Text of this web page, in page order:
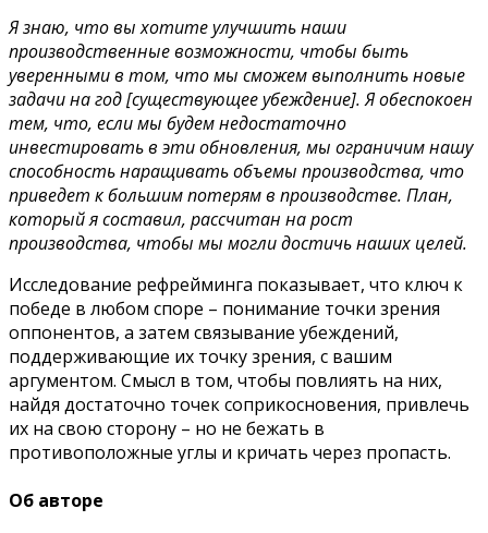
Я знаю, что вы хотите улучшить наши
производственные возможности, чтобы быть
уверенными в том, что мы сможем выполнить новые
задачи на год [существующее убеждение]. Я обеспокоен
тем, что, если мы будем недостаточно
инвестировать в эти обновления, мы ограничим нашу
способность наращивать объемы производства, что
приведет к большим потерям в производстве. План,
который я составил, рассчитан на рост
производства, чтобы мы могли достичь наших целей.
Исследование рефрейминга показывает, что ключ к
победе в любом споре – понимание точки зрения
оппонентов, а затем связывание убеждений,
поддерживающие их точку зрения, с вашим
аргументом. Смысл в том, чтобы повлиять на них,
найдя достаточно точек соприкосновения, привлечь
их на свою сторону – но не бежать в
противоположные углы и кричать через пропасть.
Об авторе